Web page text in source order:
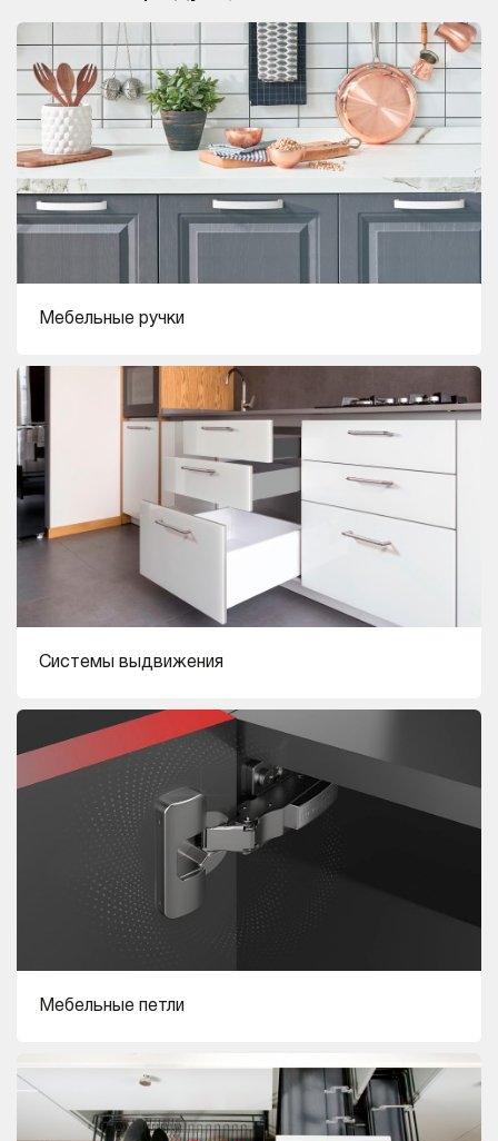
Мебельные ручки
Системы выдвижения
Мебельные петли